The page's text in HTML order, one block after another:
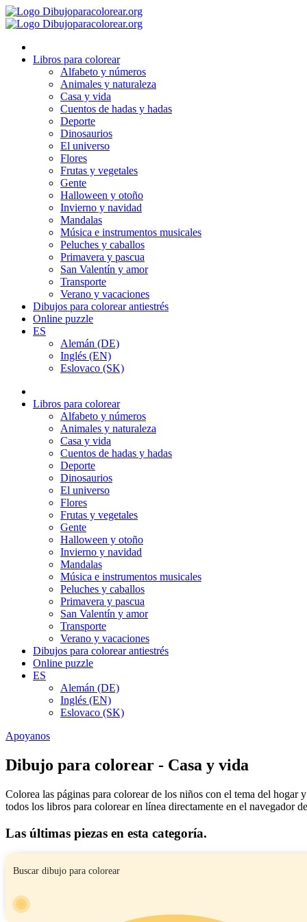
Ir
al
Libros para colorear
Alfabeto y números
Animales y naturaleza
Casa y vida
Cuentos de hadas y hadas
Deporte
Dinosaurios
El universo
Flores
Frutas y vegetales
Gente
Halloween y otoño
Invierno y navidad
Mandalas
Música e instrumentos musicales
Peluches y caballos
Primavera y pascua
San Valentín y amor
Transporte
Verano y vacaciones
Dibujos para colorear antiestrés
Online puzzle
ES
Alemán (DE)
Inglés (EN)
Eslovaco (SK)
Libros para colorear
Alfabeto y números
Animales y naturaleza
Casa y vida
Cuentos de hadas y hadas
Deporte
Dinosaurios
El universo
Flores
Frutas y vegetales
Gente
Halloween y otoño
Invierno y navidad
Mandalas
Música e instrumentos musicales
Peluches y caballos
Primavera y pascua
San Valentín y amor
Transporte
Verano y vacaciones
Dibujos para colorear antiestrés
Online puzzle
ES
Alemán (DE)
Inglés (EN)
Eslovaco (SK)
Apoyanos
Dibujo para colorear - Casa y vida
Colorea las páginas para colorear de los niños con el tema del
todos los libros para colorear en línea directamente en el navegador
Las últimas piezas en esta categoría.